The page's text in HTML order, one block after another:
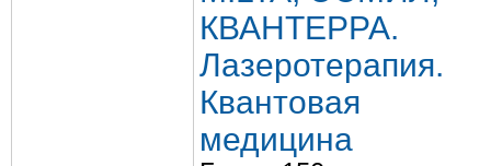
КВАНТЕРРА.
Лазеротерапия.
Квантовая
медицина